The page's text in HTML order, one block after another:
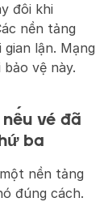
đôi khi
nền tảng
lận. Mạng
vệ này.
vé đã
ba
nền tảng
đúng cách.